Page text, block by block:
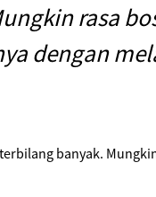
rasa
dengan
banyak.